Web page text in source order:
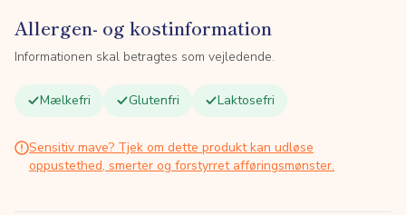
Allergen- og kostinformation
Informationen skal betragtes som vejledende.
Mælkefri Glutenfri Laktosefri
Sensitiv mave? Tjek om dette produkt kan udløse
oppustethed, smerter og forstyrret afføringsmønster.